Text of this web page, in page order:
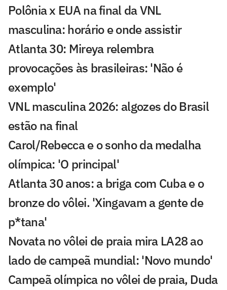
Polônia x EUA na final da VNL
masculina: horário e onde assistir
Atlanta 30: Mireya relembra
provocações às brasileiras: 'Não é
exemplo'
VNL masculina 2026: algozes do Brasil
estão na final
Carol/Rebecca e o sonho da medalha
olímpica: 'O principal'
Atlanta 30 anos: a briga com Cuba e o
bronze do vôlei. 'Xingavam a gente de
p*tana'
Novata no vôlei de praia mira LA28 ao
lado de campeã mundial: 'Novo mundo'
Campeã olímpica no vôlei de praia, Duda